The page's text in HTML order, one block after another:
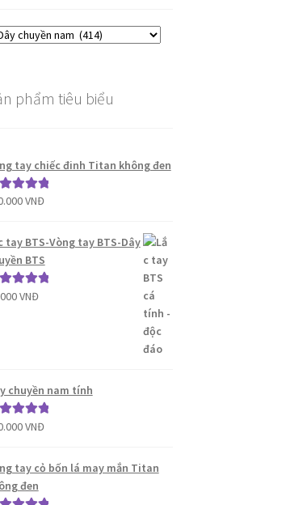
phẩm tiêu biểu
tay chiếc đinh Titan không đen
xếpVNĐ
tay BTS-Vòng tay BTS-Dây
BTS
xếp
VNĐ
chuyền nam tính
xếpVNĐ
tay cỏ bốn lá may mắn Titan
đen